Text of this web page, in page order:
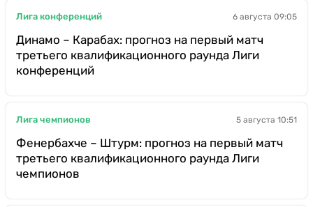
Лига конференций 6 августа 09:05
Динамо – Карабах: прогноз на первый матч
третьего квалификационного раунда Лиги
конференций
Лига чемпионов 5 августа 10:51
Фенербахче – Штурм: прогноз на первый матч
третьего квалификационного раунда Лиги
чемпионов